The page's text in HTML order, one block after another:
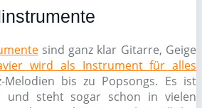
sind ganz klar Gitarre, Geige
wird als Instrument für alles
Melodien bis zu Popsongs. Es ist
und steht sogar schon in vielen